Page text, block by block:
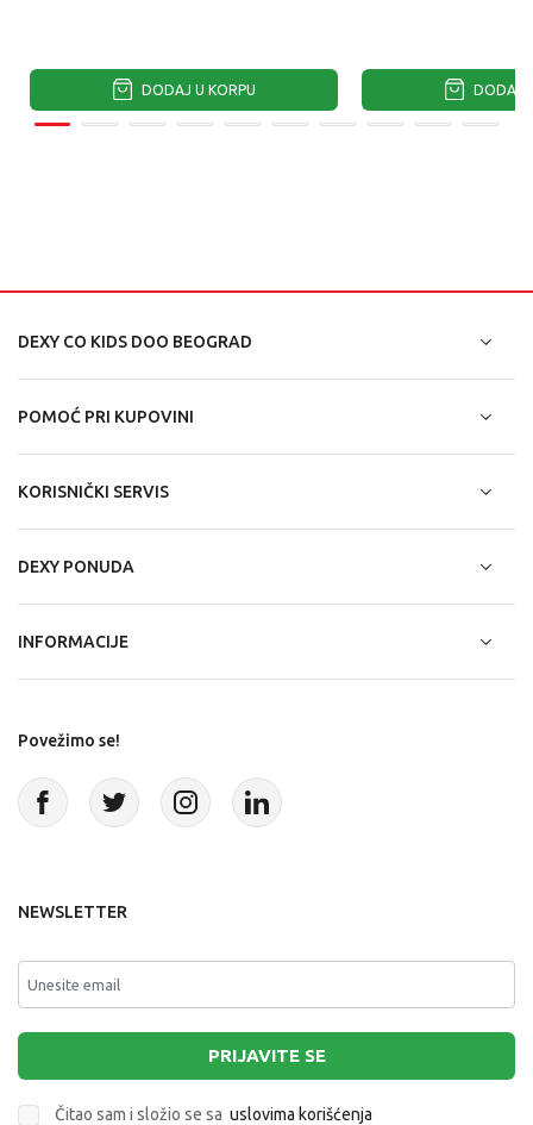
DODAJ U KORPU DODAJ
DEXY CO KIDS DOO BEOGRAD
POMOĆ PRI KUPOVINI
KORISNIČKI SERVIS
DEXY PONUDA
INFORMACIJE
Povežimo se!
NEWSLETTER
PRIJAVITE SE
Čitao sam i složio se sa uslovima korišćenja